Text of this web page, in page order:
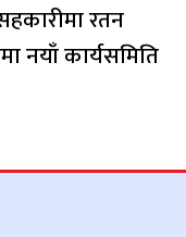
रतन
नयाँ कार्यसमिति